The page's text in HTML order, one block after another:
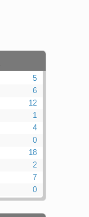
5
6
12
1
4
0
18
2
7
0